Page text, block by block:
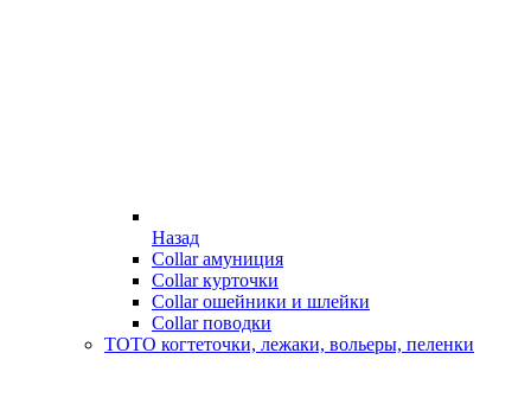
Назад
Collar амуниция
Collar курточки
Collar ошейники и шлейки
Collar поводки
ТОТО когтеточки, лежаки, вольеры, пеленки